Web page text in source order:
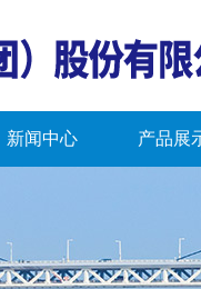
新闻中心 产品展